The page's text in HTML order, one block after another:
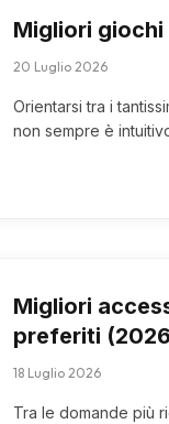
Migliori giochi
20 Luglio 2026
Orientarsi tra i
non sempre è
Migliori
preferiti
18 Luglio 2026
Tra le domande più